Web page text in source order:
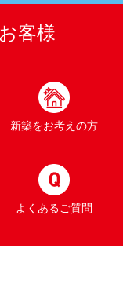
客様
新築をお考えの方
よくあるご質問